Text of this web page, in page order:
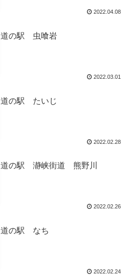
2022.04.08
道の駅 虫喰岩
2022.03.01
道の駅 たいじ
2022.02.28
道の駅 瀞峡街道 熊野川
2022.02.26
道の駅 なち
2022.02.24